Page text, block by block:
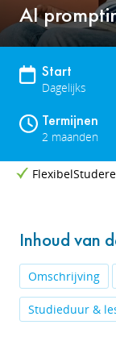
AI
Start
Dagelijks
Termijnen
2 maanden
Inhoud van
Omschrijving
Studieduur &